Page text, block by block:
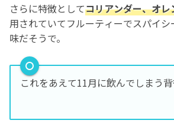
さらに特徴としてコリアンダー、オレ
用されていてフルーティーでスパイ
味だそうで。
これをあえて11月に飲んでしまう背